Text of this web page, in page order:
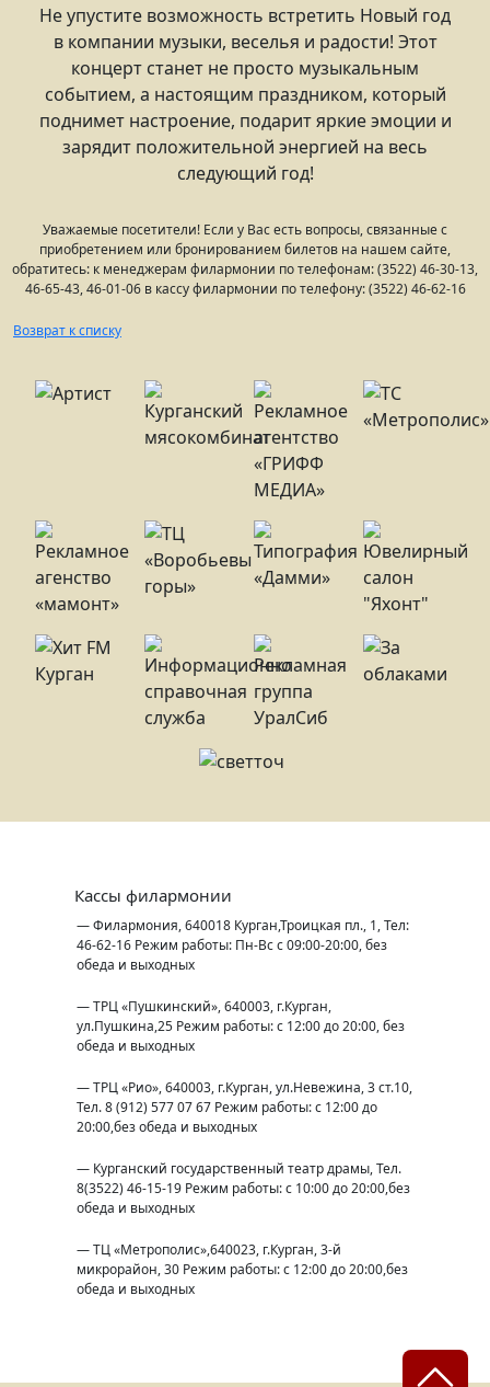
Не упустите возможность встретить Новый год
в компании музыки, веселья и радости! Этот
концерт станет не просто музыкальным
событием, а настоящим праздником, который
поднимет настроение, подарит яркие эмоции и
зарядит положительной энергией на весь
следующий год!
Уважаемые посетители! Если у Вас есть вопросы, связанные с
приобретением или бронированием билетов на нашем сайте,
обратитесь: к менеджерам филармонии по телефонам: (3522) 46-30-13,
46-65-43, 46-01-06 в кассу филармонии по телефону: (3522) 46-62-16
Возврат к списку
Кассы филармонии
— Филармония, 640018 Курган,Троицкая пл., 1, Тел:
46-62-16 Режим работы: Пн-Вс с 09:00-20:00, без
обеда и выходных
— ТРЦ «Пушкинский», 640003, г.Курган,
ул.Пушкина,25 Режим работы: с 12:00 до 20:00, без
обеда и выходных
— ТРЦ «Рио», 640003, г.Курган, ул.Невежина, 3 ст.10,
Тел. 8 (912) 577 07 67 Режим работы: с 12:00 до
20:00,без обеда и выходных
— Курганский государственный театр драмы, Тел.
8(3522) 46-15-19 Режим работы: с 10:00 до 20:00,без
обеда и выходных
— ТЦ «Метрополис»,640023, г.Курган, 3-й
микрорайон, 30 Режим работы: с 12:00 до 20:00,без
обеда и выходных